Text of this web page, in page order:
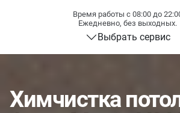
Время работы с 08:00 до
Ежедневно, без выходных.
Выбрать сервис
Химчистка